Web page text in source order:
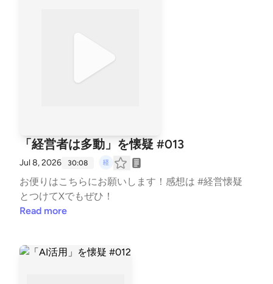
「経営者は多動」を懐疑 #013
Jul 8, 2026 30:08
お便りは⁠⁠⁠⁠⁠⁠⁠⁠⁠⁠⁠こちら⁠⁠⁠⁠⁠⁠⁠⁠⁠⁠⁠にお願いします！感想は #経営懐疑
とつけてXでもぜひ！
Read more